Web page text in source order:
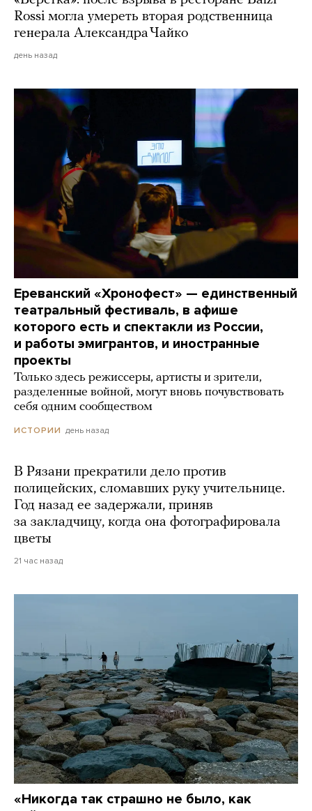
Rossi могла умереть вторая родственница
генерала Александра Чайко
день назад
Ереванский «Хронофест» — единственный
театральный фестиваль, в афише
которого есть и спектакли из России,
и работы эмигрантов, и иностранные
проекты
Только здесь режиссеры, артисты и зрители,
разделенные войной, могут вновь почувствовать
себя одним сообществом
ИСТОРИИ день назад
В Рязани прекратили дело против
полицейских, сломавших руку учительнице.
Год назад ее задержали, приняв
за закладчицу, когда она фотографировала
цветы
21 час назад
«Никогда так страшно не было, как